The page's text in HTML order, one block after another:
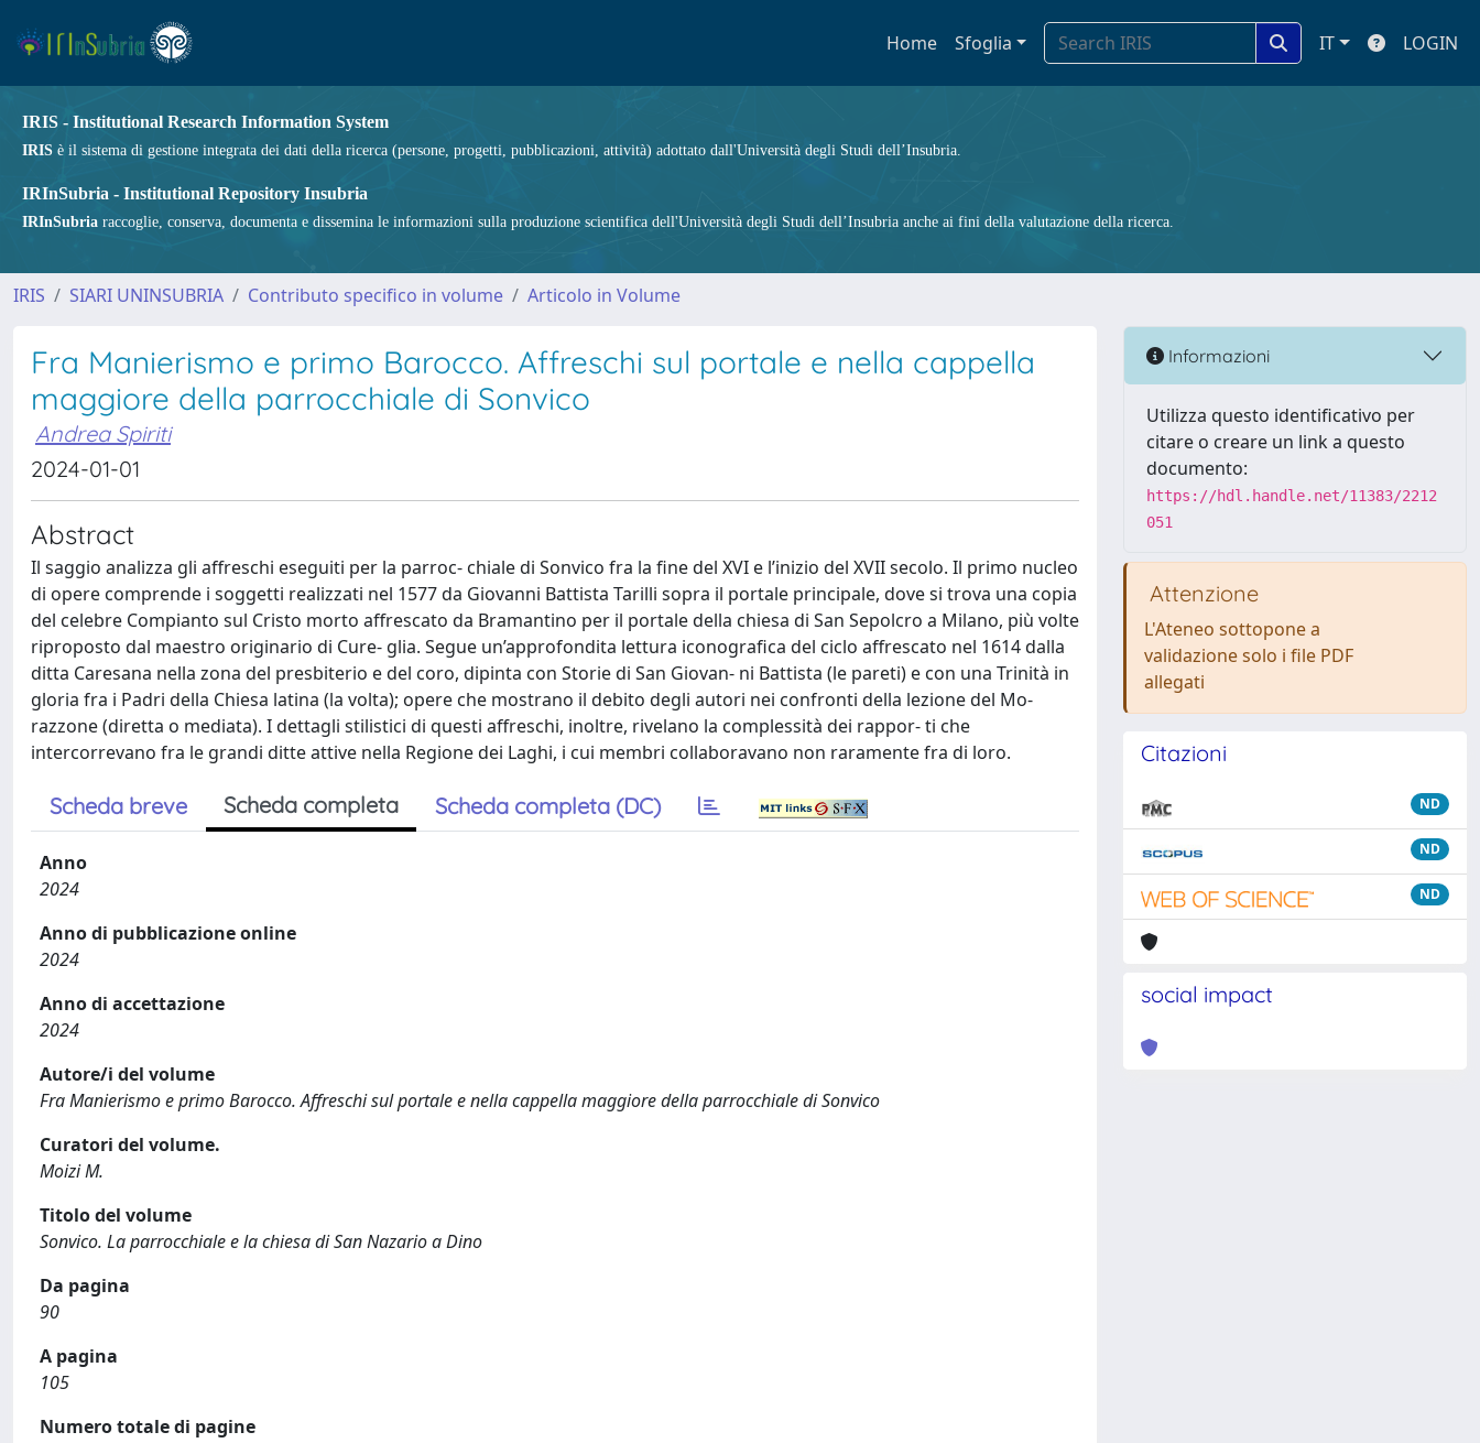
Home Sfoglia IT LOGIN
IRIS - Institutional Research Information System
IRIS è il sistema di gestione integrata dei dati della ricerca (persone, progetti, pubblicazioni, attività) adottato dall'Università degli Studi dell’Insubria.
IRInSubria - Institutional Repository Insubria
IRInSubria raccoglie, conserva, documenta e dissemina le informazioni sulla produzione scientifica dell'Università degli Studi dell’Insubria anche ai fini della valutazione della ricerca.
IRIS SIARI UNINSUBRIA Contributo specifico in volume Articolo in Volume
Fra Manierismo e primo Barocco. Affreschi sul portale e nella cappella
maggiore della parrocchiale di Sonvico
Andrea Spiriti
2024-01-01
Abstract
Il saggio analizza gli affreschi eseguiti per la parroc- chiale di Sonvico fra la fine del XVI e l’inizio del XVII secolo. Il primo nucleo
di opere comprende i soggetti realizzati nel 1577 da Giovanni Battista Tarilli sopra il portale principale, dove si trova una copia
del celebre Compianto sul Cristo morto affrescato da Bramantino per il portale della chiesa di San Sepolcro a Milano, più volte
riproposto dal maestro originario di Cure- glia. Segue un’approfondita lettura iconografica del ciclo affrescato nel 1614 dalla
ditta Caresana nella zona del presbiterio e del coro, dipinta con Storie di San Giovan- ni Battista (le pareti) e con una Trinità in
gloria fra i Padri della Chiesa latina (la volta); opere che mostrano il debito degli autori nei confronti della lezione del Mo-
razzone (diretta o mediata). I dettagli stilistici di questi affreschi, inoltre, rivelano la complessità dei rappor- ti che
intercorrevano fra le grandi ditte attive nella Regione dei Laghi, i cui membri collaboravano non raramente fra di loro.
Scheda breve Scheda completa Scheda completa (DC)
Anno
2024
Anno di pubblicazione online
2024
Anno di accettazione
2024
Autore/i del volume
Fra Manierismo e primo Barocco. Affreschi sul portale e nella cappella maggiore della parrocchiale di Sonvico
Curatori del volume.
Moizi M.
Titolo del volume
Sonvico. La parrocchiale e la chiesa di San Nazario a Dino
Da pagina
90
A pagina
105
Numero totale di pagine
Informazioni
Utilizza questo identificativo per
citare o creare un link a questo
documento:
https://hdl.handle.net/11383/2212
051
Attenzione
L'Ateneo sottopone a
validazione solo i file PDF
allegati
Citazioni
ND
ND
ND
social impact